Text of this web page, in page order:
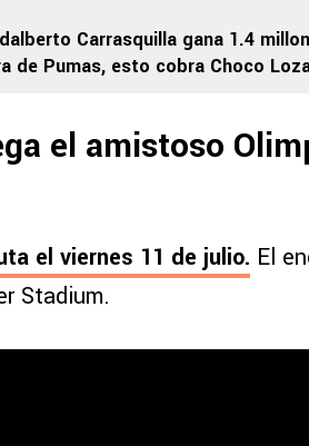
Carrasquilla gana 1.4
de Pumas, esto cobra Choco
el amistoso
el viernes 11 de julio. El
Stadium.